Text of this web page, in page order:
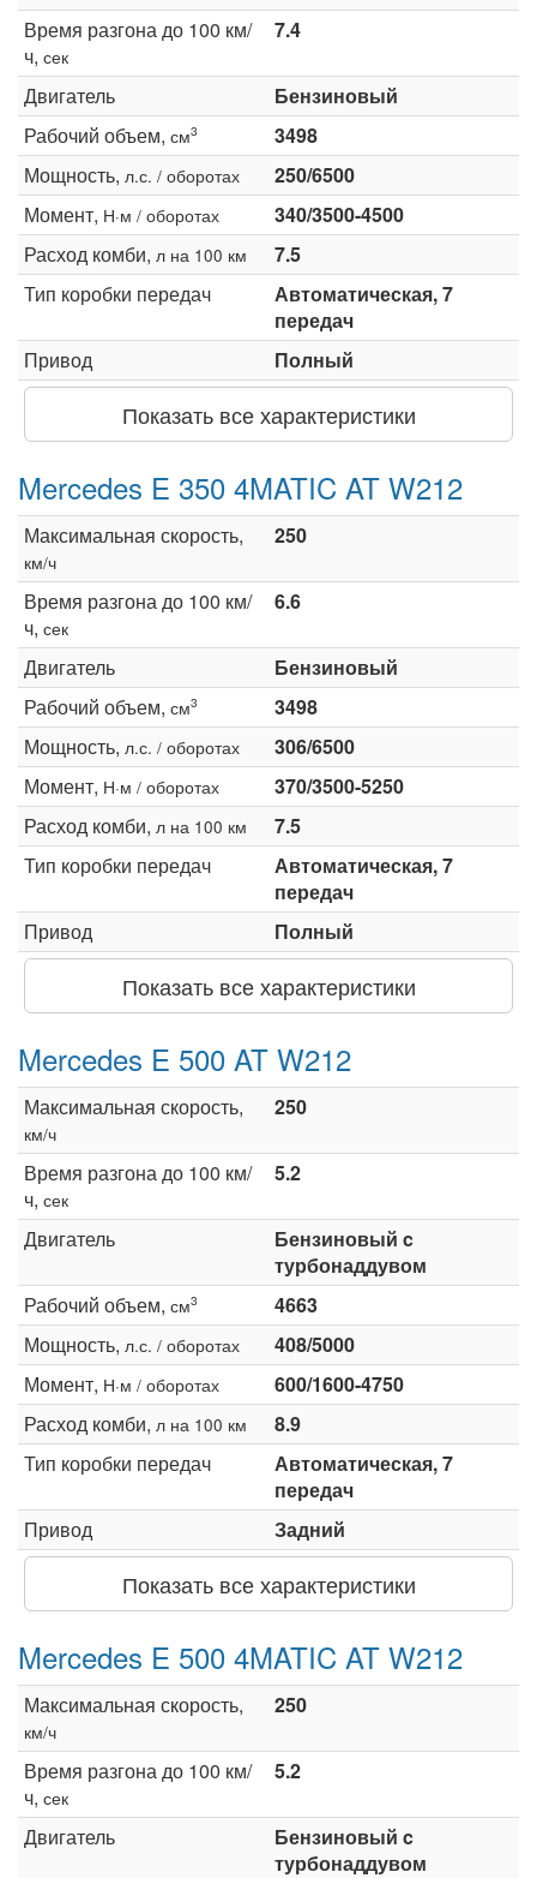
Время разгона до 100 км/
ч, сек
7.4
Двигатель
Бензиновый
Рабочий объем, см3
3498
Мощность, л.с. / оборотах
250/6500
Момент, Н·м / оборотах
340/3500-4500
Расход комби, л на 100 км
7.5
Тип коробки передач
Автоматическая, 7
передач
Привод
Полный
Показать все характеристики
Mercedes E 350 4MATIC AT W212
Максимальная скорость,
км/ч
250
Время разгона до 100 км/
ч, сек
6.6
Двигатель
Бензиновый
Рабочий объем, см3
3498
Мощность, л.с. / оборотах
306/6500
Момент, Н·м / оборотах
370/3500-5250
Расход комби, л на 100 км
7.5
Тип коробки передач
Автоматическая, 7
передач
Привод
Полный
Показать все характеристики
Mercedes E 500 AT W212
Максимальная скорость,
км/ч
250
Время разгона до 100 км/
ч, сек
5.2
Двигатель
Бензиновый c
турбонаддувом
Рабочий объем, см3
4663
Мощность, л.с. / оборотах
408/5000
Момент, Н·м / оборотах
600/1600-4750
Расход комби, л на 100 км
8.9
Тип коробки передач
Автоматическая, 7
передач
Привод
Задний
Показать все характеристики
Mercedes E 500 4MATIC AT W212
Максимальная скорость,
км/ч
250
Время разгона до 100 км/
ч, сек
5.2
Двигатель
Бензиновый c
турбонаддувом